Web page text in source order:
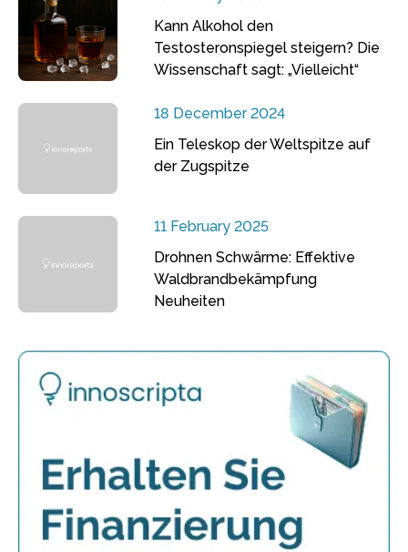
Kann Alkohol den
Testosteronspiegel steigern? Die
Wissenschaft sagt: „Vielleicht“
18 December 2024
Ein Teleskop der Weltspitze auf
der Zugspitze
11 February 2025
Drohnen Schwärme: Effektive
Waldbrandbekämpfung
Neuheiten